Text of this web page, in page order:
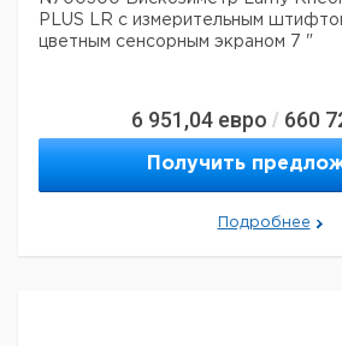
PLUS LR с измерительным
цветным сенсорным экраном 7 "
6 951,04 евро / 660
Получить
Подробнее